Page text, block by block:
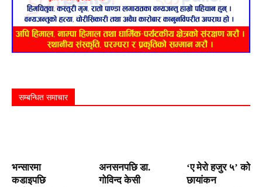
सम्बन्धित समाचार
भन्सारमा
कडाइपछि
अनसनपछि डा.
गोविन्द केसी
‘ए मेरो हजुर ५’ को
छायांकन